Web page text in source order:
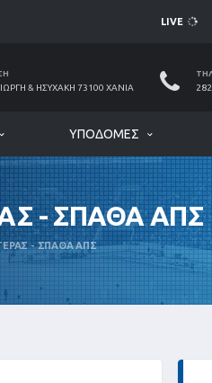
LIVE
& ΗΣΥΧΆΚΗ 73100 ΧΑΝΙΆ
ΥΠΟΔΟΜΈΣ
- ΣΠΑΘΑ ΑΠΣ
- ΣΠΑΘΑ ΑΠΣ